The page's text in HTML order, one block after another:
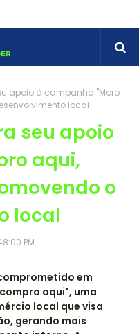
apoio à campanha "Moro
local
seu apoio
aqui,
o
local
PM
em
aqui", uma
local que visa
gerando mais